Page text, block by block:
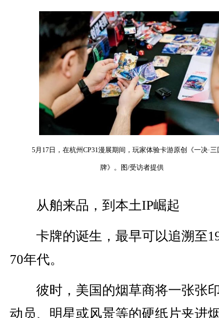
5月17日，在杭州CP31漫展期间，玩家体验卡游原创《一决·
牌》。图/受访者提供
从舶来品，到本土IP崛起
卡牌的诞生，最早可以追溯至
70年代。
彼时，美国的烟草商将一张张
动员、明星或风景等的硬纸片夹进